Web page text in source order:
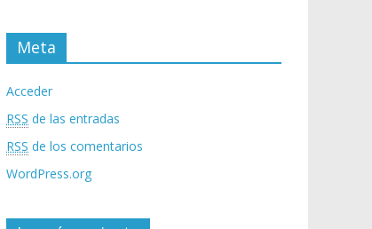
Meta
Acceder
RSS de las entradas
RSS de los comentarios
WordPress.org